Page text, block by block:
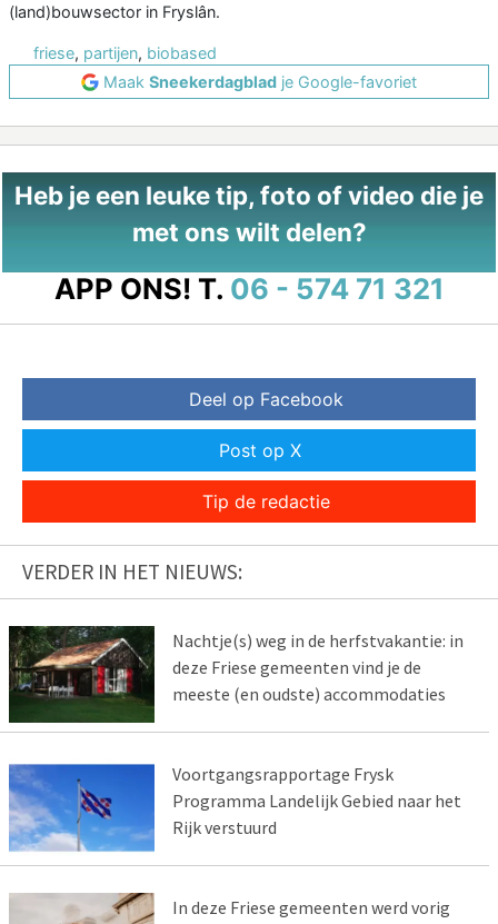
(land)bouwsector in Fryslân.
friese, partijen, biobased
Maak Sneekerdagblad je Google-favoriet
Heb je een leuke tip, foto of video die je
met ons wilt delen?
APP ONS! T. 06 - 574 71 321
Deel op Facebook
Post op X
Tip de redactie
VERDER IN HET NIEUWS:
Nachtje(s) weg in de herfstvakantie: in
deze Friese gemeenten vind je de
meeste (en oudste) accommodaties
Voortgangsrapportage Frysk
Programma Landelijk Gebied naar het
Rijk verstuurd
In deze Friese gemeenten werd vorig